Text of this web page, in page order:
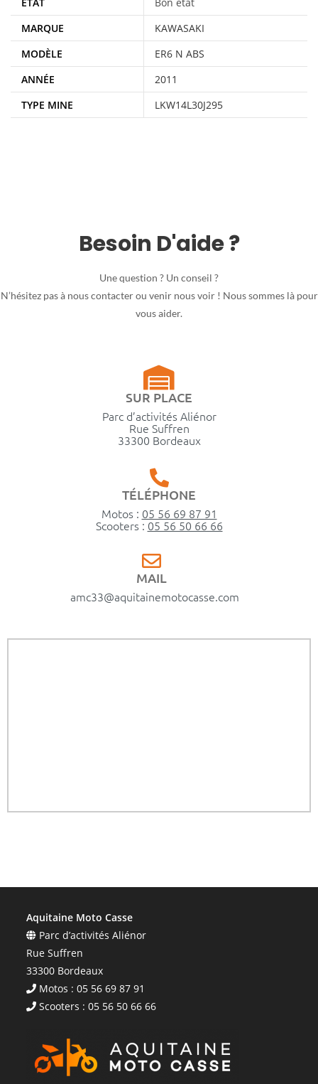
MARQUE
KAWASAKI
MODÈLE
ER6 N ABS
ANNÉE
2011
TYPE MINE
LKW14L30J295
Besoin D'aide ?
Une question ? Un conseil ?
N’hésitez pas à nous contacter ou venir nous voir ! Nous sommes là pour
vous aider.
SUR PLACE
Parc d’activités Aliénor
Rue Suffren
33300 Bordeaux
TÉLÉPHONE
Motos : 05 56 69 87 91
Scooters : 05 56 50 66 66
MAIL
amc33@aquitainemotocasse.com
Aquitaine Moto Casse
Parc d’activités Aliénor
Rue Suffren
33300 Bordeaux
Motos : 05 56 69 87 91
Scooters : 05 56 50 66 66